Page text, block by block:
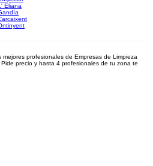
Eliana
profesionales de Empresas de Limpieza
precio y hasta 4 profesionales de tu zona te